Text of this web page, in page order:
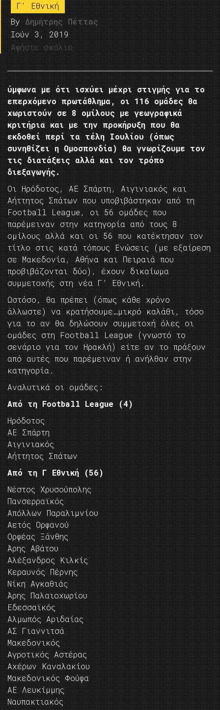
Γ' Εθνική
By Δημήτρης Πέττας
Ιούν 3, 2019
Αφήστε σχόλιο
ύμφωνα με ότι ισχύει μέχρι στιγμής για το
επερχόμενο πρωτάθλημα, οι 116 ομάδες θα
χωριστούν σε 8 ομίλους με γεωγραφικά
κριτήρια και με την προκήρυξη που θα
εκδοθεί περί τα τέλη Ιουλίου (όπως
συνηθίζει η Ομοσπονδία) θα γνωρίζουμε τον
τις διατάξεις αλλά και τον τρόπο
διεξαγωγής.
Οι Ηρόδοτος, ΑΕ Σπάρτη, Αιγινιακός και
Αήττητος Σπάτων που υποβιβάστηκαν από τη
Football League, οι 56 ομάδες που
παρέμειναν στην κατηγορία από τους 8
ομίλους αλλά και οι 56 που κατέκτησαν τον
τίτλο στις κατά τόπους Ενώσεις (με εξαίρεση
σε Μακεδονία, Αθήνα και Πειραιά που
προβιβάζονται δύο), έχουν δικαίωμα
συμμετοχής στη νέα Γ’ Εθνική.
Ωστόσο, θα πρέπει (όπως κάθε χρόνο
άλλωστε) να κρατήσουμε…μικρό καλάθι, τόσο
για το αν θα δηλώσουν συμμετοχή όλες οι
ομάδες στη Football League (γνωστό το
σενάριο για τον Ηρακλή) είτε αν το πράξουν
από αυτές που παρέμειναν ή ανήλθαν στην
κατηγορία.
Αναλυτικά οι ομάδες:
Από τη Football League (4)
Ηρόδοτος
ΑΕ Σπάρτη
Αιγινιακός
Αήττητος Σπάτων
Από τη Γ Εθνική (56)
Νέστος Χρυσούπολης
Πανσερραϊκός
Απόλλων Παραλιμνίου
Αετός Ορφανού
Ορφέας Ξάνθης
Άρης Αβάτου
Αλέξανδρος Κιλκίς
Κεραυνός Πέρνης
Νίκη Αγκαθιάς
Άρης Παλαιοχωρίου
Εδεσσαϊκός
Αλμωπός Αριδαίας
ΑΣ Γιαννιτσά
Μακεδονικός
Αγροτικός Αστέρας
Αχέρων Καναλακίου
Μακεδονικός Φούφα
ΑΕ Λευκίμμης
Ναυπακτιακός